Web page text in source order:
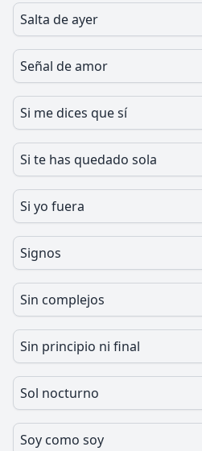
Salta de ayer
Señal de amor
Si me dices que sí
Si te has quedado sola
Si yo fuera
Signos
Sin complejos
Sin principio ni final
Sol nocturno
Soy como soy